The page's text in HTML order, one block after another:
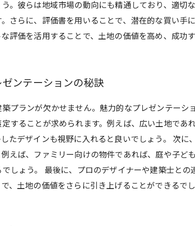
。彼らは地域市場の動向にも精通しており、適切
さらに、評価書を用いることで、潜在的な買い手
評価を活用することで、土地の価値を高め、成功
ンテーションの秘訣
プランが欠かせません。魅力的なプレゼンテーシ
することが求められます。例えば、広い土地であ
たデザインも視野に入れると良いでしょう。 次
えば、ファミリー向けの物件であれば、庭や子ど
しょう。 最後に、プロのデザイナーや建築士と
、土地の価値をさらに引き上げることができるでし